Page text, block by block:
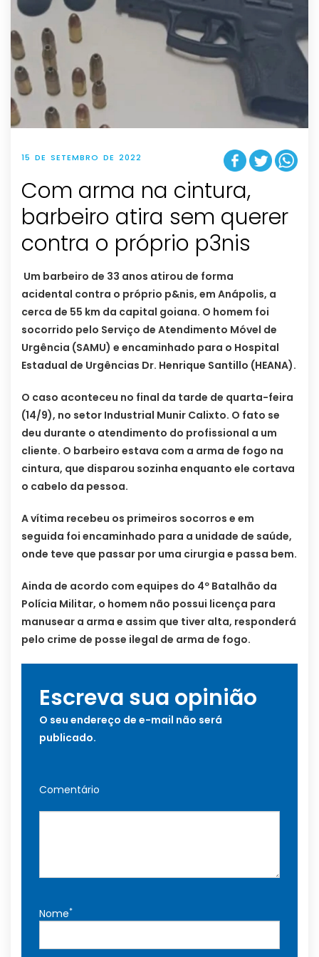
15 DE SETEMBRO DE 2022
Com arma na cintura,
barbeiro atira sem querer
contra o próprio p3nis
Um barbeiro de 33 anos atirou de forma
acidental contra o próprio p&nis, em Anápolis, a
cerca de 55 km da capital goiana. O homem foi
socorrido pelo Serviço de Atendimento Móvel de
Urgência (SAMU) e encaminhado para o Hospital
Estadual de Urgências Dr. Henrique Santillo (HEANA).
O caso aconteceu no final da tarde de quarta-feira
(14/9), no setor Industrial Munir Calixto. O fato se
deu durante o atendimento do profissional a um
cliente. O barbeiro estava com a arma de fogo na
cintura, que disparou sozinha enquanto ele cortava
o cabelo da pessoa.
A vítima recebeu os primeiros socorros e em
seguida foi encaminhado para a unidade de saúde,
onde teve que passar por uma cirurgia e passa bem.
Ainda de acordo com equipes do 4º Batalhão da
Polícia Militar, o homem não possui licença para
manusear a arma e assim que tiver alta, responderá
pelo crime de posse ilegal de arma de fogo.
Escreva sua opinião
O seu endereço de e-mail não será
publicado.
Comentário
Nome*